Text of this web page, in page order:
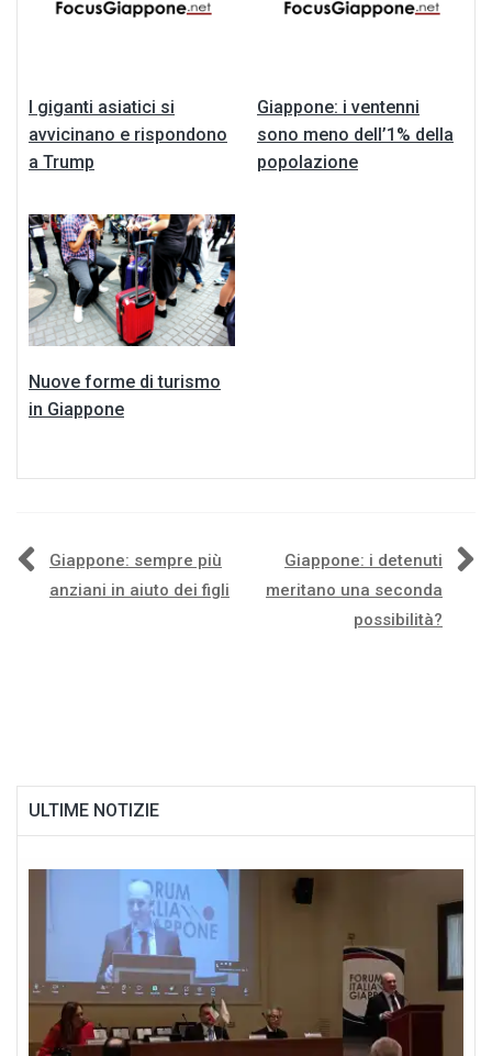
I giganti asiatici si
avvicinano e rispondono
a Trump
Giappone: i ventenni
sono meno dell’1% della
popolazione
Nuove forme di turismo
in Giappone
Navigazione
Giappone: sempre più
anziani in aiuto dei figli
Giappone: i detenuti
meritano una seconda
possibilità?
ULTIME NOTIZIE